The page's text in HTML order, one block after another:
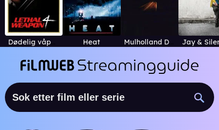
Dødelig våpen 4 Heat Mulholland Drive